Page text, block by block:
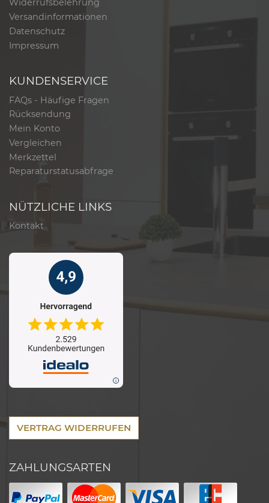
Widerrufsbelehrung
Versandinformationen
Datenschutz
Impressum
KUNDENSERVICE
FAQs - Häufige Fragen
Rücksendung
Mein Konto
Vergleichen
Merkzettel
Reparaturstatusabfrage
NÜTZLICHE LINKS
Kontakt
VERTRAG WIDERRUFEN
ZAHLUNGSARTEN